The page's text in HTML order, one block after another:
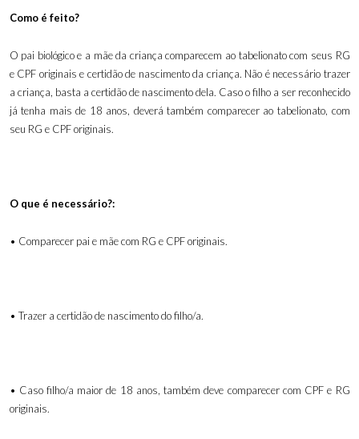
Como é feito?
O pai biológico e a mãe da criança comparecem ao tabelionato com seus RG
e CPF originais e certidão de nascimento da criança. Não é necessário trazer
a criança, basta a certidão de nascimento dela. Caso o filho a ser reconhecido
já tenha mais de 18 anos, deverá também comparecer ao tabelionato, com
seu RG e CPF originais.
O que é necessário?:
• Comparecer pai e mãe com RG e CPF originais.
• Trazer a certidão de nascimento do filho/a.
• Caso filho/a maior de 18 anos, também deve comparecer com CPF e RG
originais.